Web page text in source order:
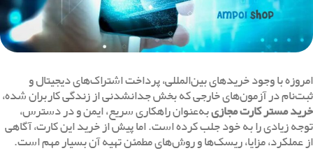
امروزه با وجود خریدهای بین‌المللی، پرداخت اشتراک‌های دیجیتال و
ثبت‌نام در آزمون‌های خارجی که بخش جدانشدنی از زندگی کاربران شده،
خرید مستر کارت مجازیبه‌عنوان راهکاری سریع، ایمن و در دسترس،
توجه زیادی را به خود جلب کرده است. اما پیش از خرید این کارت، آگاهی
از عملکرد، مزایا، ریسک‌ها و روش‌های مطمئن تهیه آن بسیار مهم است.